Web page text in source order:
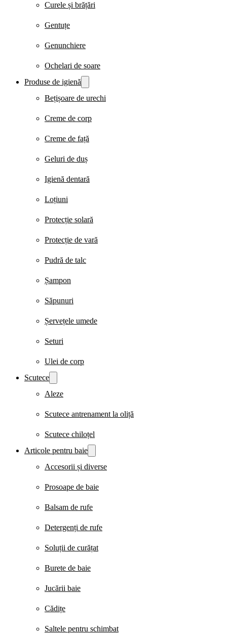
Curele și brățări
Gentuțe
Genunchiere
Ochelari de soare
Produse de igienă
Bețișoare de urechi
Creme de corp
Creme de față
Geluri de duș
Igienă dentară
Loțiuni
Protecție solară
Protecție de vară
Pudră de talc
Șampon
Săpunuri
Șervețele umede
Seturi
Ulei de corp
Scutece
Aleze
Scutece antrenament la oliță
Scutece chiloțel
Articole pentru baie
Accesorii și diverse
Prosoape de baie
Balsam de rufe
Detergenți de rufe
Soluții de curățat
Burete de baie
Jucării baie
Cădițe
Saltele pentru schimbat